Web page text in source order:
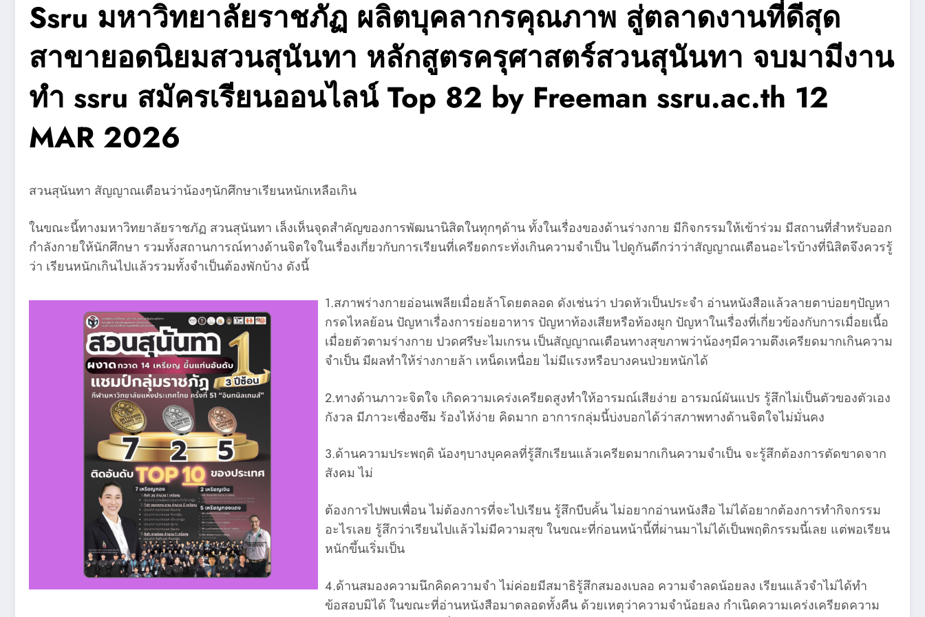
Ssru มหาวิทยาลัยราชภัฏ ผลิตบุคลากรคุณภาพ สู่ตลาดงานที่ดีสุด
สาขายอดนิยมสวนสุนันทา หลักสูตรครุศาสตร์สวนสุนันทา จบมามีงาน
ทำ ssru สมัครเรียนออนไลน์ Top 82 by Freeman ssru.ac.th 12
MAR 2026
สวนสุนันทา สัญญาณเตือนว่าน้องๆนักศึกษาเรียนหนักเหลือเกิน
ในขณะนี้ทางมหาวิทยาลัยราชภัฏ สวนสุนันทา เล็งเห็นจุดสำคัญของการพัฒนานิสิตในทุกๆด้าน ทั้งในเรื่องของด้านร่างกาย มีกิจกรรมให้เข้าร่วม มีสถานที่สำหรับออก
กำลังกายให้นักศึกษา รวมทั้งสถานการณ์ทางด้านจิตใจในเรื่องเกี่ยวกับการเรียนที่เครียดกระทั่งเกินความจำเป็น ไปดูกันดีกว่าว่าสัญญาณเตือนอะไรบ้างที่นิสิตจึงควรรู้
ว่า เรียนหนักเกินไปแล้วรวมทั้งจำเป็นต้องพักบ้าง ดังนี้
1.สภาพร่างกายอ่อนเพลียเมื่อยล้าโดยตลอด ดังเช่นว่า ปวดหัวเป็นประจำ อ่านหนังสือแล้วลายตาบ่อยๆปัญหา
กรดไหลย้อน ปัญหาเรื่องการย่อยอาหาร ปัญหาท้องเสียหรือท้องผูก ปัญหาในเรื่องที่เกี่ยวข้องกับการเมื่อยเนื้อ
เมื่อยตัวตามร่างกาย ปวดศรีษะไมเกรน เป็นสัญญาณเตือนทางสุขภาพว่าน้องๆมีความตึงเครียดมากเกินความ
จำเป็น มีผลทำให้ร่างกายล้า เหน็ดเหนื่อย ไม่มีแรงหรือบางคนป่วยหนักได้
2.ทางด้านภาวะจิตใจ เกิดความเคร่งเครียดสูงทำให้อารมณ์เสียง่าย อารมณ์ผันแปร รู้สึกไม่เป็นตัวของตัวเอง
กังวล มีภาวะเซื่องซึม ร้องไห้ง่าย คิดมาก อาการกลุ่มนี้บ่งบอกได้ว่าสภาพทางด้านจิตใจไม่มั่นคง
3.ด้านความประพฤติ น้องๆบางบุคคลที่รู้สึกเรียนแล้วเครียดมากเกินความจำเป็น จะรู้สึกต้องการตัดขาดจาก
สังคม ไม่
ต้องการไปพบเพื่อน ไม่ต้องการที่จะไปเรียน รู้สึกบีบคั้น ไม่อยากอ่านหนังสือ ไม่ได้อยากต้องการทำกิจกรรม
อะไรเลย รู้สึกว่าเรียนไปแล้วไม่มีความสุข ในขณะที่ก่อนหน้านี้ที่ผ่านมาไม่ได้เป็นพฤติกรรมนี้เลย แต่พอเรียน
หนักขึ้นเริ่มเป็น
4.ด้านสมองความนึกคิดความจำ ไม่ค่อยมีสมาธิรู้สึกสมองเบลอ ความจำลดน้อยลง เรียนแล้วจำไม่ได้ทำ
ข้อสอบมิได้ ในขณะที่อ่านหนังสือมาตลอดทั้งคืน ด้วยเหตุว่าความจำน้อยลง กำเนิดความเคร่งเครียดความ